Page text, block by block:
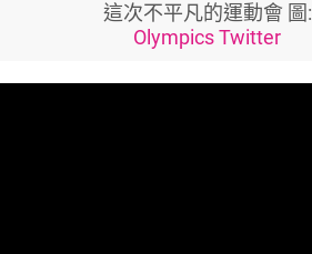
這次不平凡的運動會 圖:
Olympics Twitter